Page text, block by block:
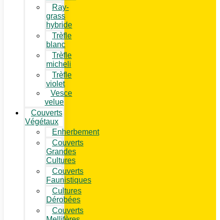
Ray-
grass
hybride
Trèfle
blanc
Trèfle
micheli
Trèfle
violet
Vesce
velue
Couverts
Végétaux
Enherbement
Couverts
Grandes
Cultures
Couverts
Faunistiques
Cultures
Dérobées
Couverts